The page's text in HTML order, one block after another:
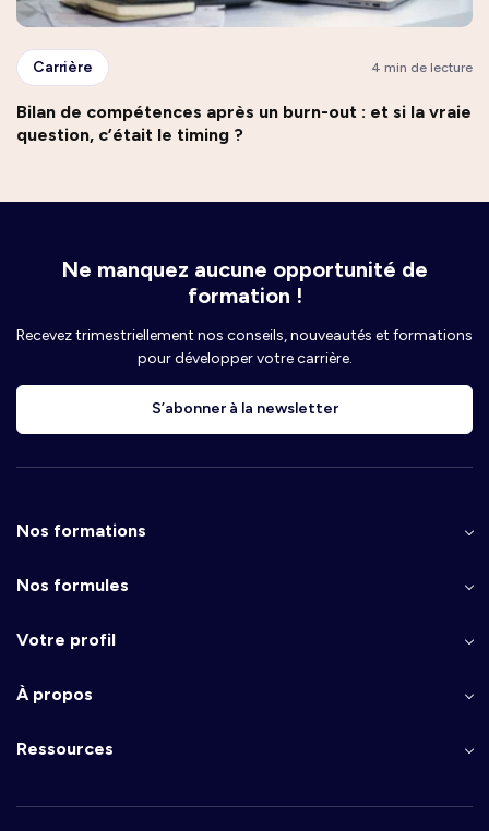
Carrière 4 min de lecture
Bilan de compétences après un burn-out : et si la vraie
question, c’était le timing ?
Ne manquez aucune opportunité de
formation !
Recevez trimestriellement nos conseils, nouveautés et formations
pour développer votre carrière.
S’abonner à la newsletter
Nos formations
Nos formules
Votre profil
À propos
Ressources